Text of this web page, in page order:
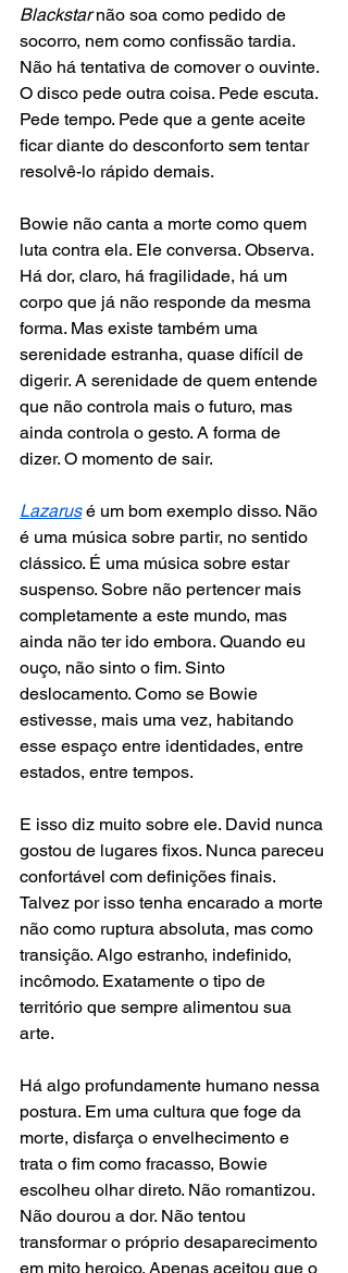
Blackstar não soa como pedido de
socorro, nem como confissão tardia.
Não há tentativa de comover o ouvinte.
O disco pede outra coisa. Pede escuta.
Pede tempo. Pede que a gente aceite
ficar diante do desconforto sem tentar
resolvê-lo rápido demais.
Bowie não canta a morte como quem
luta contra ela. Ele conversa. Observa.
Há dor, claro, há fragilidade, há um
corpo que já não responde da mesma
forma. Mas existe também uma
serenidade estranha, quase difícil de
digerir. A serenidade de quem entende
que não controla mais o futuro, mas
ainda controla o gesto. A forma de
dizer. O momento de sair.
Lazarus é um bom exemplo disso. Não
é uma música sobre partir, no sentido
clássico. É uma música sobre estar
suspenso. Sobre não pertencer mais
completamente a este mundo, mas
ainda não ter ido embora. Quando eu
ouço, não sinto o fim. Sinto
deslocamento. Como se Bowie
estivesse, mais uma vez, habitando
esse espaço entre identidades, entre
estados, entre tempos.
E isso diz muito sobre ele. David nunca
gostou de lugares fixos. Nunca pareceu
confortável com definições finais.
Talvez por isso tenha encarado a morte
não como ruptura absoluta, mas como
transição. Algo estranho, indefinido,
incômodo. Exatamente o tipo de
território que sempre alimentou sua
arte.
Há algo profundamente humano nessa
postura. Em uma cultura que foge da
morte, disfarça o envelhecimento e
trata o fim como fracasso, Bowie
escolheu olhar direto. Não romantizou.
Não dourou a dor. Não tentou
transformar o próprio desaparecimento
em mito heroico. Apenas aceitou que o